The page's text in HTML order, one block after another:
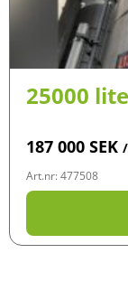
25000
187 000 SEK
Art.nr: 477508